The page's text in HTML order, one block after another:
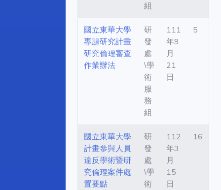
組
國立東華大學
專題研究計畫
研究倫理審查
作業辦法
研
發
處
\學
術
服
務
組
111
年9
月
21
日
5
國立東華大學
計畫參與人員
違反學術暨研
究倫理案件處
置要點
研
發
處
\學
術
112
年3
月
15
日
16